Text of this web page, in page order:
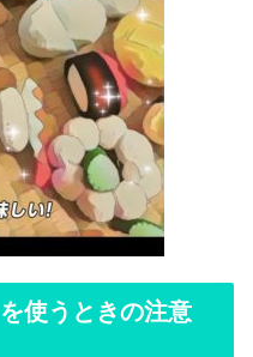
使うときの注意